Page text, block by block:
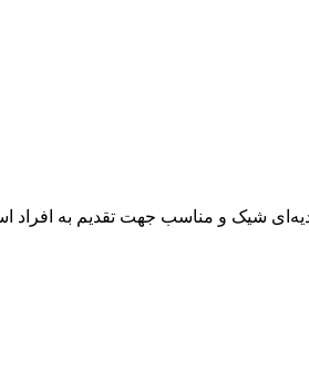
تقدیم به افراد است. این ست تبلیغاتی 4 تکه